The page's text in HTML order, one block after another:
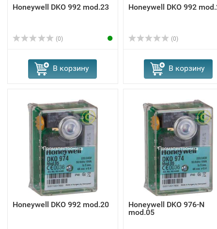
Honeywell DKO 992 mod.23
(0)
В корзину
Honeywell DKO 992
(0)
В корзину
Honeywell DKO 992 mod.20
Honeywell DKO 976-N
mod.05